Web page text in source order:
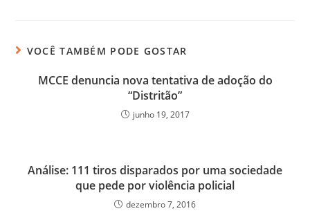
VOCÊ TAMBÉM PODE GOSTAR
MCCE denuncia nova tentativa de adoção do
“Distritão”
junho 19, 2017
Análise: 111 tiros disparados por uma sociedade
que pede por violência policial
dezembro 7, 2016